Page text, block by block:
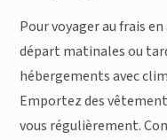
Pour voyager au frais
départ matinales ou
hébergements avec
Emportez des
vous régulièrement.